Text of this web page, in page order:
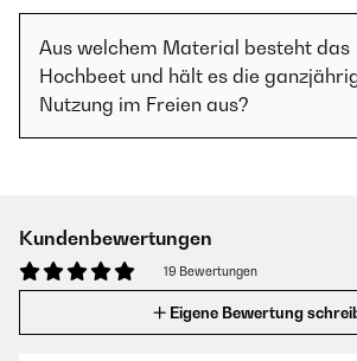
Aus welchem Material besteht das
Hochbeet und hält es die
Nutzung im Freien aus?
Kundenbewertungen
19 Bewertungen
Eigene Bewertung